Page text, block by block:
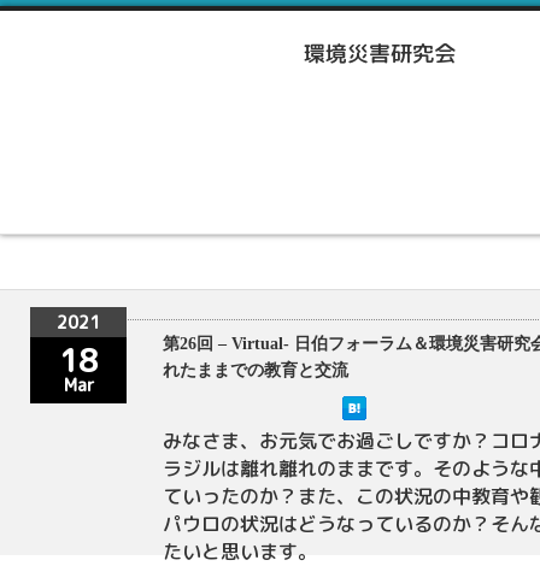
2021
18
Mar
第26回 – Virtual- 日伯フォーラム＆環境災害研
れたままでの教育と交流
みなさま、お元気でお過ごしですか？コ
ラジルは離れ離れのままです。そのよう
ていったのか？また、この状況の中教育
パウロの状況はどうなっているのか？そ
たいと思います。